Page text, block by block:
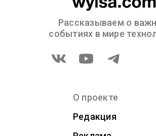
Рассказываем о
событиях в мире
О проекте
Редакция